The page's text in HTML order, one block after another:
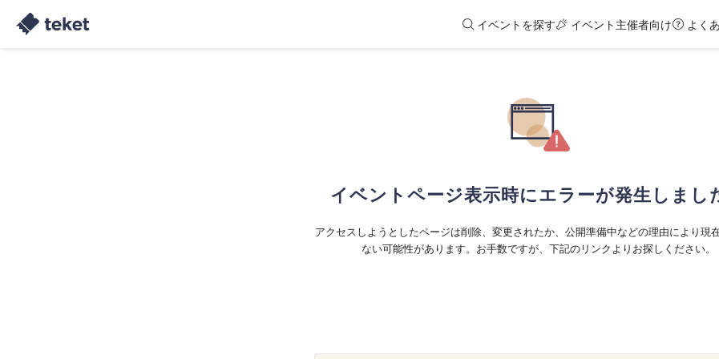
イベントを探す イベント主催者向け よく
イベントページ表示時にエラーが発生しまし
アクセスしようとしたページは削除、変更されたか、公開準備中などの理由により現
ない可能性があります。お手数ですが、下記のリンクよりお探しください。